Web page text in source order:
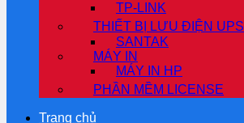
TP-LINK
THIẾT BỊ LƯU ĐIỆN UPS
SANTAK
MÁY IN
MÁY IN HP
PHẦN MỀM LICENSE
Trang chủ